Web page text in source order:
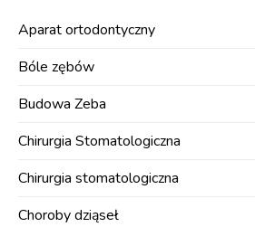
Aparat ortodontyczny
Bóle zębów
Budowa Zeba
Chirurgia Stomatologiczna
Chirurgia stomatologiczna
Choroby dziąseł